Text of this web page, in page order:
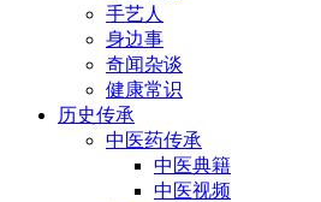
手艺人
身边事
奇闻杂谈
健康常识
历史传承
中医药传承
中医典籍
中医视频